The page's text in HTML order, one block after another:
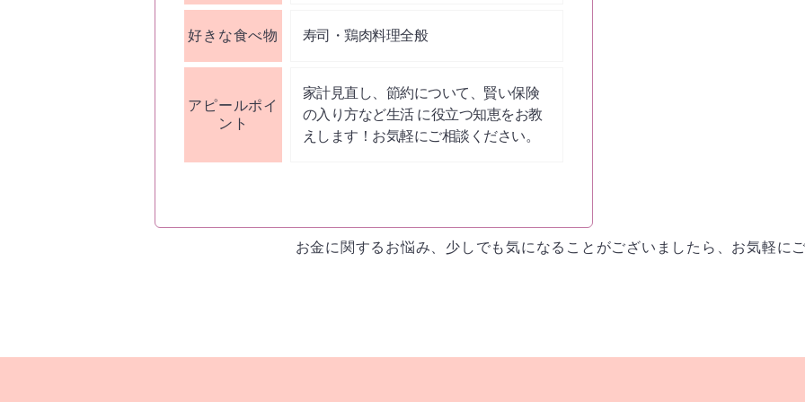
好きな食べ物 寿司・鶏肉料理全般
アピールポイ
ント
家計見直し、節約について、賢い保険
の入り方など生活 に役立つ知恵をお教
えします！お気軽にご相談ください。
お金に関するお悩み、少しでも気になることがございましたら、お気軽に